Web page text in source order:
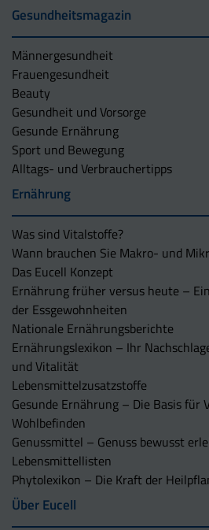
Gesundheitsmagazin
Männergesundheit
Frauengesundheit
Beauty
Gesundheit und Vorsorge
Gesunde Ernährung
Sport und Bewegung
Alltags- und Verbrauchertipps
Ernährung
Was sind Vitalstoffe?
Wann brauchen Sie Makro- und
Das Eucell Konzept
Ernährung früher versus heute –
der Essgewohnheiten
Nationale Ernährungsberichte
Ernährungslexikon – Ihr
und Vitalität
Lebensmittelzusatzstoffe
Gesunde Ernährung – Die Basis für
Wohlbefinden
Genussmittel – Genuss bewusst
Lebensmittellisten
Phytolexikon – Die Kraft der
Über Eucell